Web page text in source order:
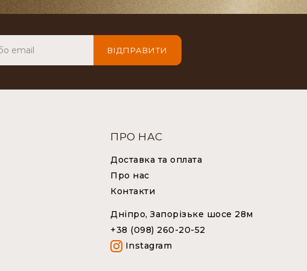
ВІДПРАВИТИ
ПРО НАС
Доставка та оплата
Про нас
Контакти
Дніпро, Запорізьке шосе 28м
+38 (098) 260-20-52
Instagram